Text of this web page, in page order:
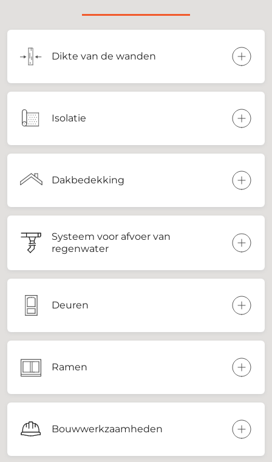
Dikte van de wanden
Isolatie
Dakbedekking
Systeem voor afvoer van
regenwater
Deuren
Ramen
Bouwwerkzaamheden